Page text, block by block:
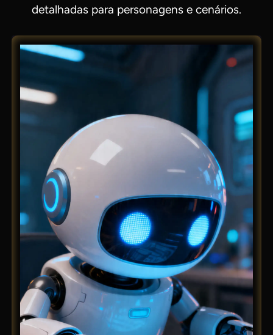
detalhadas para personagens e cenários.